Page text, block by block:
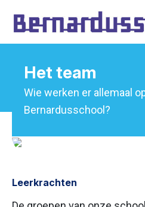
Het team
Wie werken er allemaal
Bernardusschool?
Leerkrachten